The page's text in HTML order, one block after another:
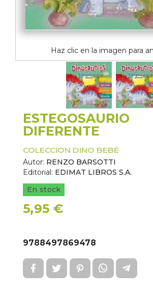
Haz clic en la imagen para
ESTEGOSAURIO
DIFERENTE
COLECCION DINO BEBÉ
Autor: RENZO BARSOTTI
Editorial: EDIMAT LIBROS S.A.
En stock
5,95 €
9788497869478